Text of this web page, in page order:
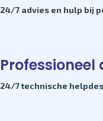
24/7 advies en hulp bij
Professioneel
24/7 technische